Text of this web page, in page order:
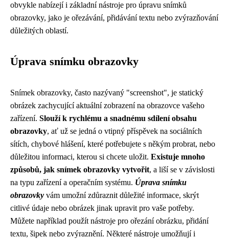
obvykle nabízejí i základní nástroje pro úpravu snímků
obrazovky, jako je ořezávání, přidávání textu nebo zvýrazňování
důležitých oblastí.
Úprava snímku obrazovky
Snímek obrazovky, často nazývaný "screenshot", je statický
obrázek zachycující aktuální zobrazení na obrazovce vašeho
zařízení. Slouží k rychlému a snadnému sdílení obsahu
obrazovky, ať už se jedná o vtipný příspěvek na sociálních
sítích, chybové hlášení, které potřebujete s někým probrat, nebo
důležitou informaci, kterou si chcete uložit. Existuje mnoho
způsobů, jak snímek obrazovky vytvořit, a liší se v závislosti
na typu zařízení a operačním systému. Úprava snímku
obrazovky vám umožní zdůraznit důležité informace, skrýt
citlivé údaje nebo obrázek jinak upravit pro vaše potřeby.
Můžete například použít nástroje pro ořezání obrázku, přidání
textu, šipek nebo zvýraznění. Některé nástroje umožňují i